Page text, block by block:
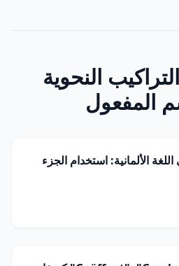
النحوية
المفعول
الألمانية: استخدام الجزء